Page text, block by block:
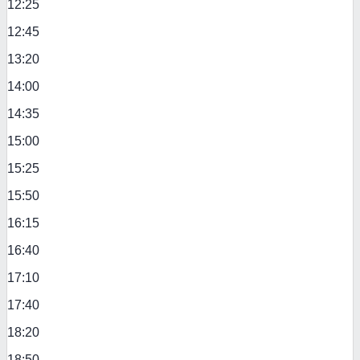
12:25
12:45
13:20
14:00
14:35
15:00
15:25
15:50
16:15
16:40
17:10
17:40
18:20